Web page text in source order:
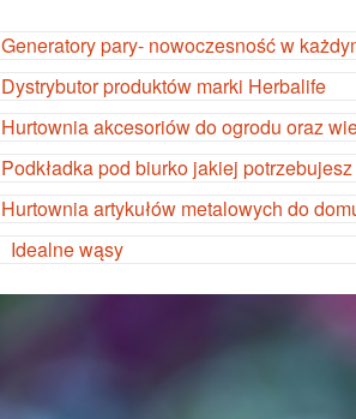
Generatory pary- nowoczesność w
Dystrybutor produktów marki Herbalife
Hurtownia akcesoriów do ogrodu oraz
Podkładka pod biurko jakiej potrzebujesz
Hurtownia artykułów metalowych do
Idealne wąsy